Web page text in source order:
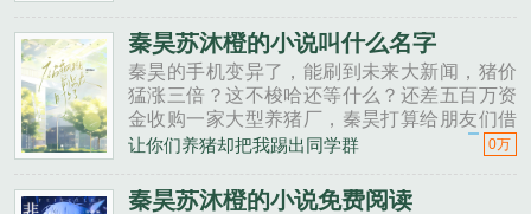
秦昊二狗子，借500万买点......
秦昊苏沐橙的小说叫什么名字
秦昊的手机变异了，能刷到未来大新闻，猪价
猛涨三倍？这不梭哈还等什么？还差五百万资
金收购一家大型养猪厂，秦昊打算给朋友们借
一点。秦昊老班长啊，我想回家养猪，要不要
秦昊二狗子，借500万买点......
让你们养猪却把我踢出同学群 0万
秦昊苏沐橙的小说免费阅读